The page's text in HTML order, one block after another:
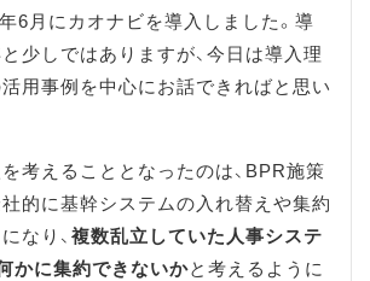
6月にカオナビを導入しました。導
少しではありますが、今日は導入理
用事例を中心にお話できればと思い
考えることとなったのは、BPR施策
的に基幹システムの入れ替えや集約
なり、複数乱立していた人事システ
かに集約できないかと考えるように